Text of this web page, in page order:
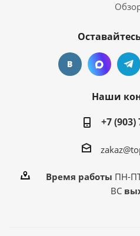
Наши
+7 (903)
Время работы ПН-
ВС